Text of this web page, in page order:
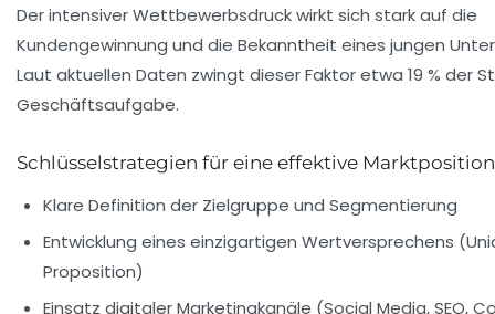
Der intensiver Wettbewerbsdruck wirkt sich stark auf die
Kundengewinnung und die Bekanntheit eines jungen
Laut aktuellen Daten zwingt dieser Faktor etwa 19 % der
Geschäftsaufgabe.
Schlüsselstrategien für eine effektive
Klare Definition der Zielgruppe und Segmentierung
Entwicklung eines einzigartigen Wertversprechens
Proposition)
Einsatz digitaler Marketingkanäle (Social Media, SEO,